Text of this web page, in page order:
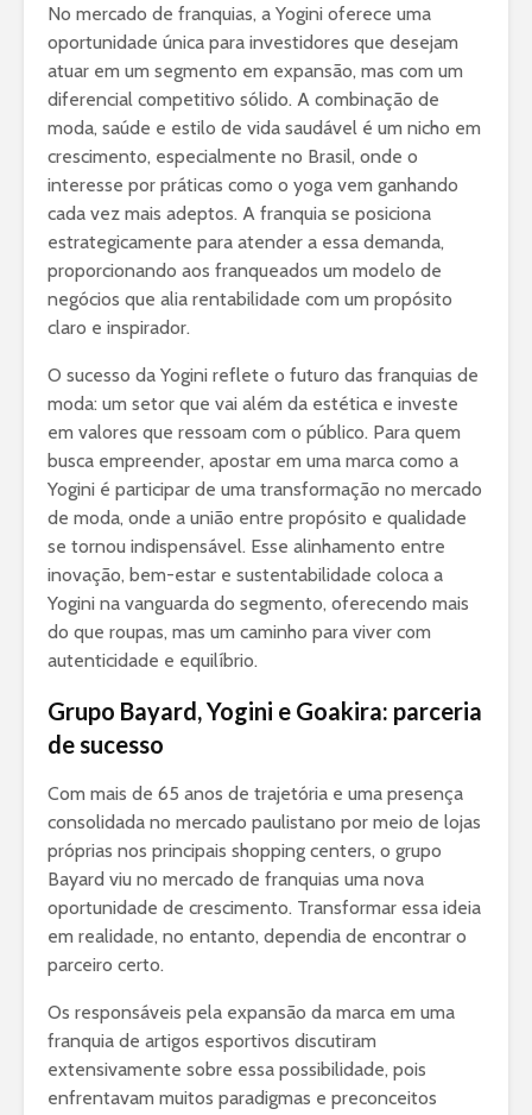
No mercado de franquias, a Yogini oferece uma
oportunidade única para investidores que desejam
atuar em um segmento em expansão, mas com um
diferencial competitivo sólido. A combinação de
moda, saúde e estilo de vida saudável é um nicho em
crescimento, especialmente no Brasil, onde o
interesse por práticas como o yoga vem ganhando
cada vez mais adeptos. A franquia se posiciona
estrategicamente para atender a essa demanda,
proporcionando aos franqueados um modelo de
negócios que alia rentabilidade com um propósito
claro e inspirador.
O sucesso da Yogini reflete o futuro das franquias de
moda: um setor que vai além da estética e investe
em valores que ressoam com o público. Para quem
busca empreender, apostar em uma marca como a
Yogini é participar de uma transformação no mercado
de moda, onde a união entre propósito e qualidade
se tornou indispensável. Esse alinhamento entre
inovação, bem-estar e sustentabilidade coloca a
Yogini na vanguarda do segmento, oferecendo mais
do que roupas, mas um caminho para viver com
autenticidade e equilíbrio.
Grupo Bayard, Yogini e Goakira: parceria
de sucesso
Com mais de 65 anos de trajetória e uma presença
consolidada no mercado paulistano por meio de lojas
próprias nos principais shopping centers, o grupo
Bayard viu no mercado de franquias uma nova
oportunidade de crescimento. Transformar essa ideia
em realidade, no entanto, dependia de encontrar o
parceiro certo.
Os responsáveis pela expansão da marca em uma
franquia de artigos esportivos discutiram
extensivamente sobre essa possibilidade, pois
enfrentavam muitos paradigmas e preconceitos